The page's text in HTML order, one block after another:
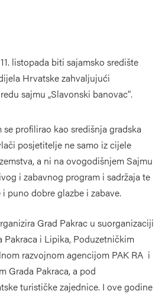
listopada biti sajamsko središte
Hrvatske zahvaljujući
sajmu „Slavonski banovac“.
profilirao kao središnja gradska
posjetitelje ne samo iz cijele
a ni na ovogodišnjem Sajmu
i zabavnog program i sadržaja te
puno dobre glazbe i zabave.
Grad Pakrac u suorganizaciji
Pakraca i Lipika, Poduzetničkim
razvojnom agencijom PAK RA i
Grada Pakraca, a pod
turističke zajednice. I ove godine